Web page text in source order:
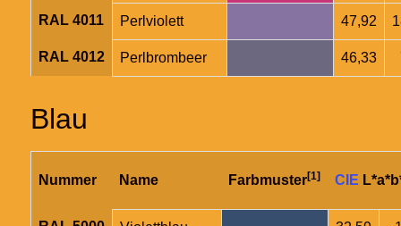
RAL 4011 Perlviolett 47,92
RAL 4012 Perlbrombeer 46,33
Blau
Nummer Name Farbmuster[1] CIE